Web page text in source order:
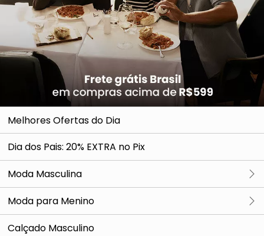
Melhores Ofertas do Dia
Dia dos Pais: 20% EXTRA no Pix
Moda Masculina
Ver tudo
Camisa
Moda para Menino
Ver tudo
Calçado Masculino